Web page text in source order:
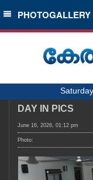
SECTIONS
HOME
NOTIFIED NEWS
KERALA
LOCAL
PHOTOGALLERY
DAY IN PICS
June 16, 2026, 01:12 pm
Photo: